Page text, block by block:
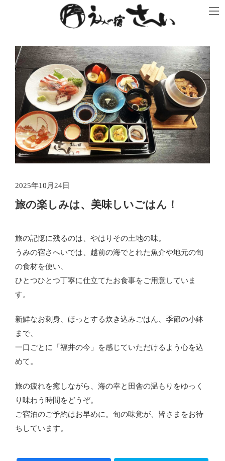
2025年10月24日
旅の楽しみは、美味しいごはん！
旅の記憶に残るのは、やはりその土地の味。
うみの宿さへいでは、越前の海でとれた魚介や地元の旬
の食材を使い、
ひとつひとつ丁寧に仕立てたお食事をご用意していま
す。
新鮮なお刺身、ほっとする炊き込みごはん、季節の小鉢
まで、
一口ごとに「福井の今」を感じていただけるよう心を込
めて。
旅の疲れを癒しながら、海の幸と田舎の温もりをゆっく
り味わう時間をどうぞ。
ご宿泊のご予約はお早めに。旬の味覚が、皆さまをお待
ちしています。